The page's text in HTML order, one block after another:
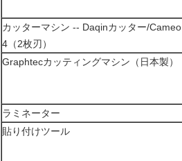
カッターマシン -- Daqinカッター/Cameo
4（2枚刃）
Graphtecカッティングマシン（日本製）
ラミネーター
貼り付けツール